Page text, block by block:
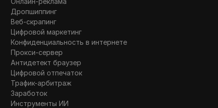
Дропшиппинг
Веб-скрапинг
Цифровой маркетинг
Конфиденциальность в интернете
Прокси-сервер
Антидетект браузер
Цифровой отпечаток
Трафик-арбитраж
Заработок
Инструменты ИИ